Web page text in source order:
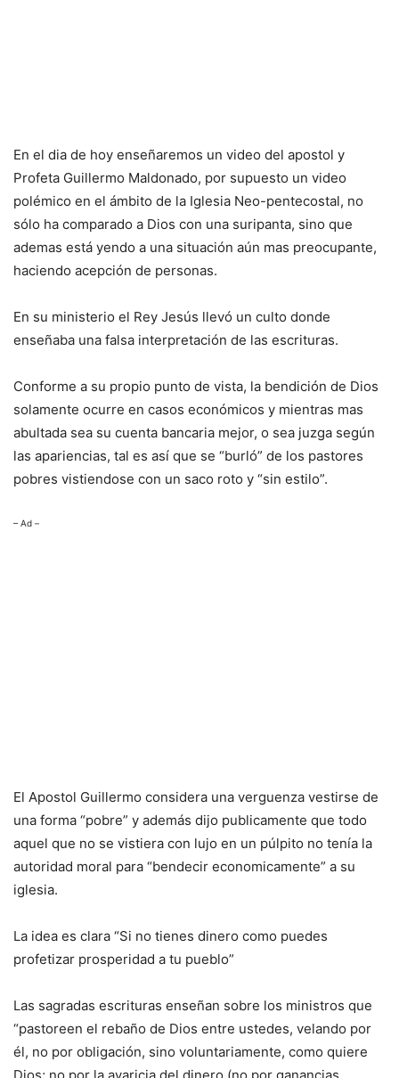
En el dia de hoy enseñaremos un video del apostol y
Profeta Guillermo Maldonado, por supuesto un video
polémico en el ámbito de la Iglesia Neo-pentecostal, no
sólo ha comparado a Dios con una suripanta, sino que
ademas está yendo a una situación aún mas preocupante,
haciendo acepción de personas.
En su ministerio el Rey Jesús llevó un culto donde
enseñaba una falsa interpretación de las escrituras.
Conforme a su propio punto de vista, la bendición de Dios
solamente ocurre en casos económicos y mientras mas
abultada sea su cuenta bancaria mejor, o sea juzga según
las apariencias, tal es así que se “burló” de los pastores
pobres vistiendose con un saco roto y “sin estilo”.
– Ad –
El Apostol Guillermo considera una verguenza vestirse de
una forma “pobre” y además dijo publicamente que todo
aquel que no se vistiera con lujo en un púlpito no tenía la
autoridad moral para “bendecir economicamente” a su
iglesia.
La idea es clara “Si no tienes dinero como puedes
profetizar prosperidad a tu pueblo”
Las sagradas escrituras enseñan sobre los ministros que
“pastoreen el rebaño de Dios entre ustedes, velando por
él, no por obligación, sino voluntariamente, como quiere